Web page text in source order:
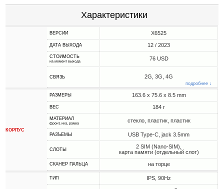
Характеристики
ВЕРСИИ X6525
ДАТА ВЫХОДА 12 / 2023
СТОИМОСТЬ
на момент выхода 76 USD
СВЯЗЬ 2G, 3G, 4G
подробнее ↓
КОРПУС
РАЗМЕРЫ 163.6 x 75.6 x 8.5 mm
ВЕС 184 г
МАТЕРИАЛ
фронт, низ, рамка стекло, пластик, пластик
РАЗЪЕМЫ USB Type-C, jack 3.5mm
СЛОТЫ
2 SIM (Nano-SIM),
карта памяти (отдельный слот)
СКАНЕР ПАЛЬЦА на торце
ТИП IPS, 90Hz